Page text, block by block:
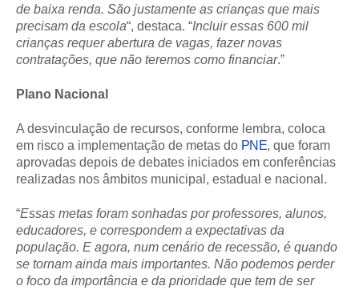
de baixa renda. São justamente as crianças que mais
precisam da escola“, destaca. “Incluir essas 600 mil
crianças requer abertura de vagas, fazer novas
contratações, que não teremos como financiar.”
Plano Nacional
A desvinculação de recursos, conforme lembra, coloca
em risco a implementação de metas do PNE, que foram
aprovadas depois de debates iniciados em conferências
realizadas nos âmbitos municipal, estadual e nacional.
“Essas metas foram sonhadas por professores, alunos,
educadores, e correspondem a expectativas da
população. E agora, num cenário de recessão, é quando
se tornam ainda mais importantes. Não podemos perder
o foco da importância e da prioridade que tem de ser